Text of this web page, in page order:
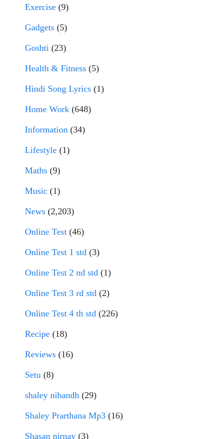
Exercise (9)
Gadgets (5)
Goshti (23)
Health & Fitness (5)
Hindi Song Lyrics (1)
Home Work (648)
Information (34)
Lifestyle (1)
Maths (9)
Music (1)
News (2,203)
Online Test (46)
Online Test 1 std (3)
Online Test 2 nd std (1)
Online Test 3 rd std (2)
Online Test 4 th std (226)
Recipe (18)
Reviews (16)
Setu (8)
shaley nibandh (29)
Shaley Prarthana Mp3 (16)
Shasan nirnay (3)